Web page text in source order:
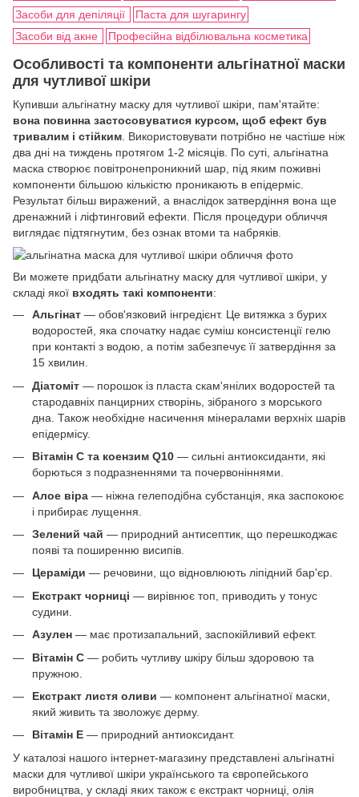
Засоби для депіляції
Паста для шугарингу
Засоби від акне
Професійна відбілювальна косметика
Особливості та компоненти альгінатної маски
для чутливої шкіри
Купивши альгінатну маску для чутливої шкіри, пам'ятайте:
вона повинна застосовуватися курсом, щоб ефект був
тривалим і стійким . Використовувати потрібно не частіше ніж
два дні на тиждень протягом 1-2 місяців. По суті, альгінатна
маска створює повітронепроникний шар, під яким поживні
компоненти більшою кількістю проникають в епідерміс.
Результат більш виражений, а внаслідок затвердіння вона ще
дренажний і ліфтинговий ефекти. Після процедури обличчя
виглядає підтягнутим, без ознак втоми та набряків.
Ви можете придбати альгінатну маску для чутливої шкіри, у
складі якої входять такі компоненти:
Альгінат — обов'язковий інгредієнт. Це витяжка з бурих
водоростей, яка спочатку надає суміш консистенції гелю
при контакті з водою, а потім забезпечує її затвердіння за
15 хвилин.
Діатоміт — порошок із пласта скам'янілих водоростей та
стародавніх панцирних створінь, зібраного з морського
дна. Також необхідне насичення мінералами верхніх шарів
епідермісу.
Вітамін С та коензим Q10 — сильні антиоксиданти, які
борються з подразненнями та почервоніннями.
Алое віра — ніжна гелеподібна субстанція, яка заспокоює
і прибирає лущення.
Зелений чай — природний антисептик, що перешкоджає
появі та поширенню висипів.
Цераміди — речовини, що відновлюють ліпідний бар'єр.
Екстракт чорниці — вирівнює топ, приводить у тонус
судини.
Азулен — має протизапальний, заспокійливий ефект.
Вітамін С — робить чутливу шкіру більш здоровою та
пружною.
Екстракт листя оливи — компонент альгінатної маски,
який живить та зволожує дерму.
Вітамін Е — природний антиоксидант.
У каталозі нашого інтернет-магазину представлені альгінатні
маски для чутливої шкіри українського та європейського
виробництва, у складі яких також є екстракт чорниці, олія